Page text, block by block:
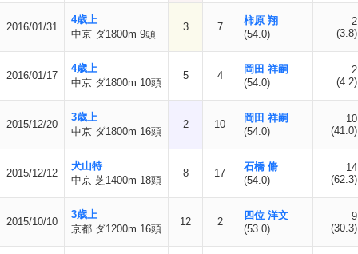
2016/01/31
4歳上
中京 ダ1800m 9頭
3 7
柿原 翔
(54.0)
2
(3.8)
2016/01/17
4歳上
中京 ダ1800m 10頭
5 4
岡田 祥嗣
(54.0)
2
(4.2)
2015/12/20
3歳上
中京 ダ1800m 16頭
2 10
岡田 祥嗣
(54.0)
10
(41.0)
2015/12/12
犬山特
中京 芝1400m 18頭
8 17
石橋 脩
(54.0)
14
(62.3)
2015/10/10
3歳上
京都 ダ1200m 16頭
12 2
四位 洋文
(53.0)
9
(30.3)